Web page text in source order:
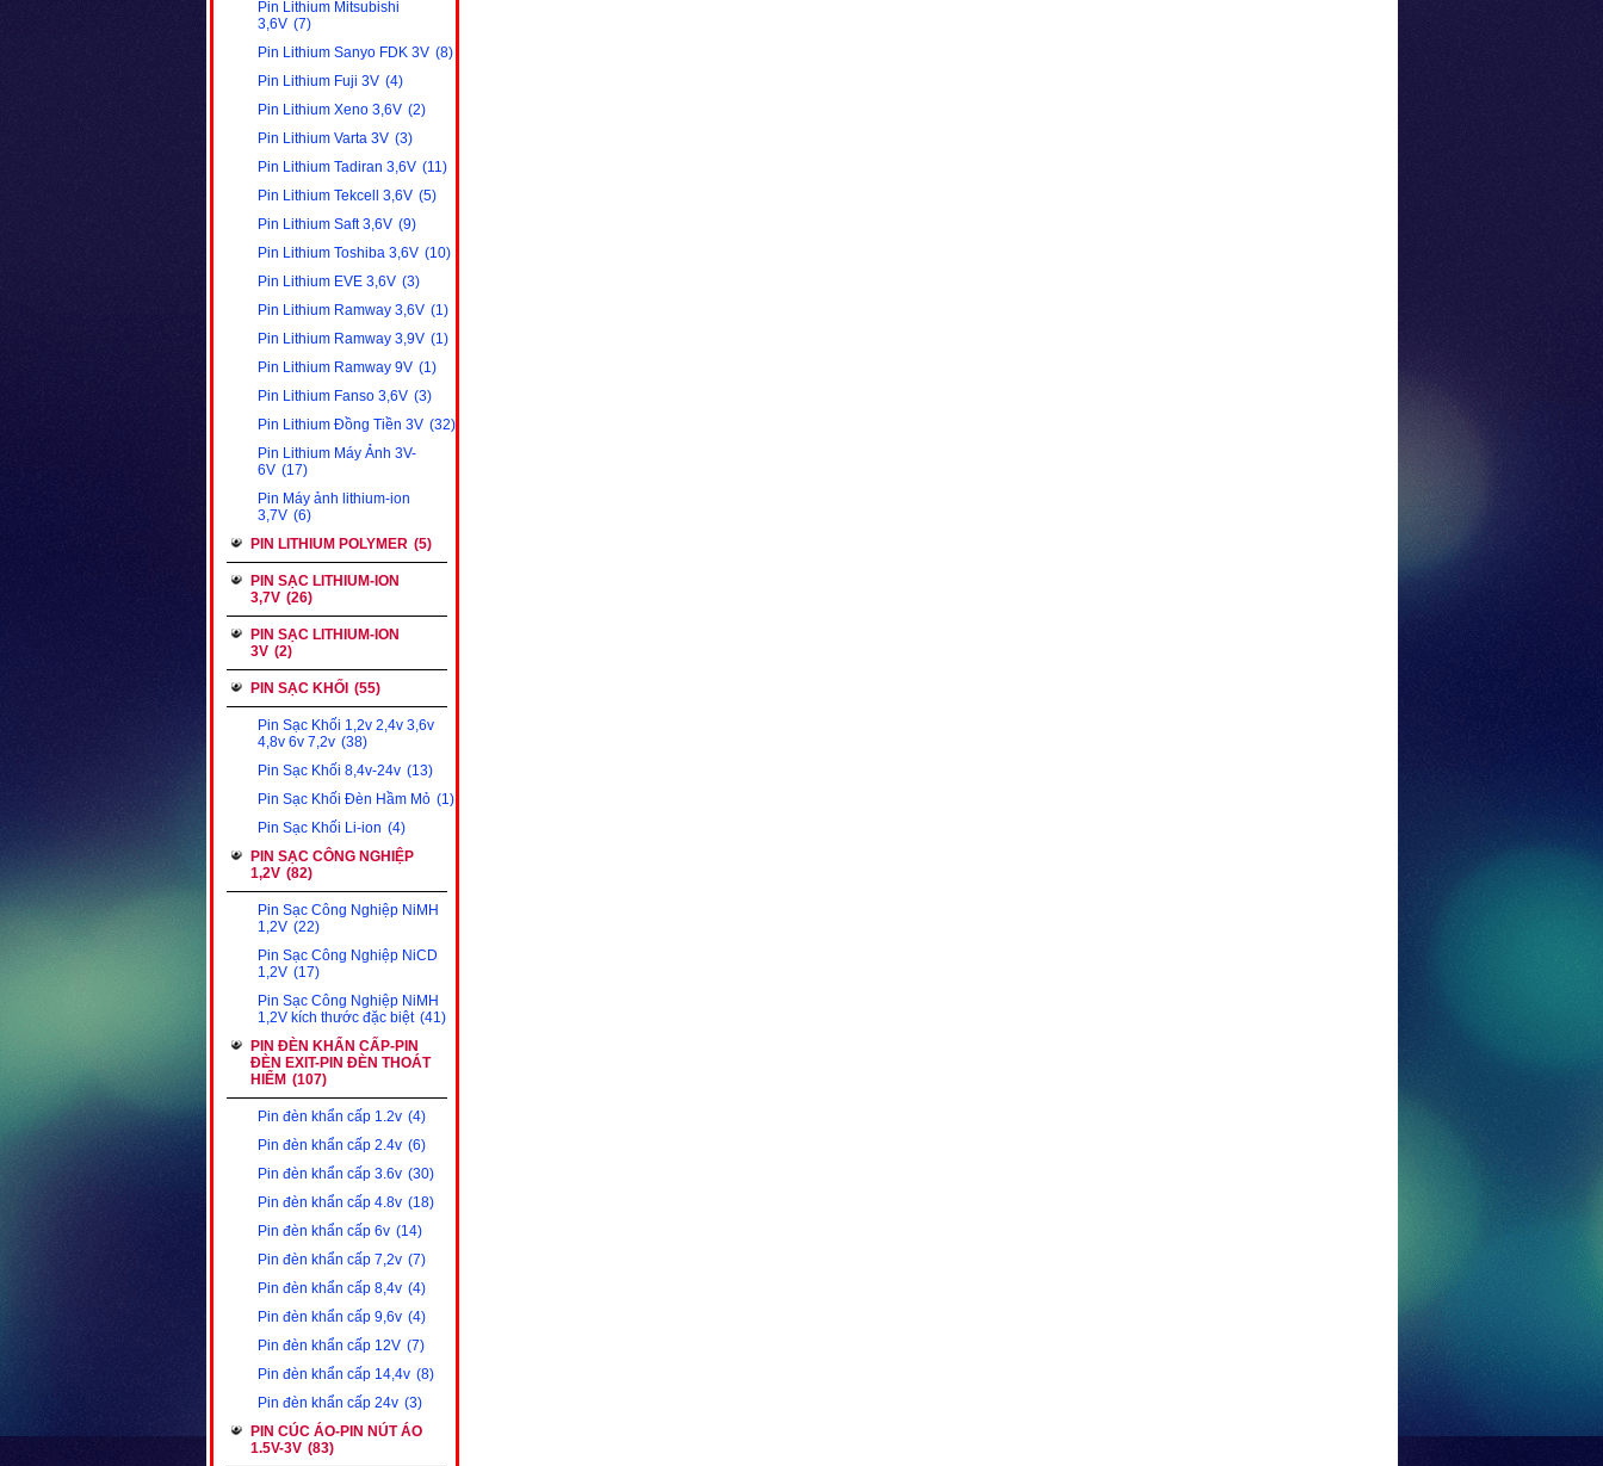
Pin Lithium Mitsubishi
3,6V (7)
Pin Lithium Sanyo FDK 3V (8)
Pin Lithium Fuji 3V (4)
Pin Lithium Xeno 3,6V (2)
Pin Lithium Varta 3V (3)
Pin Lithium Tadiran 3,6V (11)
Pin Lithium Tekcell 3,6V (5)
Pin Lithium Saft 3,6V (9)
Pin Lithium Toshiba 3,6V (10)
Pin Lithium EVE 3,6V (3)
Pin Lithium Ramway 3,6V (1)
Pin Lithium Ramway 3,9V (1)
Pin Lithium Ramway 9V (1)
Pin Lithium Fanso 3,6V (3)
Pin Lithium Đồng Tiền 3V (32)
Pin Lithium Máy Ảnh 3V-
6V (17)
Pin Máy ảnh lithium-ion
3,7V (6)
PIN LITHIUM POLYMER (5)
PIN SẠC LITHIUM-ION
3,7V (26)
PIN SẠC LITHIUM-ION
3V (2)
PIN SẠC KHỐI (55)
Pin Sạc Khối 1,2v 2,4v 3,6v
4,8v 6v 7,2v (38)
Pin Sạc Khối 8,4v-24v (13)
Pin Sạc Khối Đèn Hầm Mỏ (1)
Pin Sạc Khối Li-ion (4)
PIN SẠC CÔNG NGHIỆP
1,2V (82)
Pin Sạc Công Nghiệp NiMH
1,2V (22)
Pin Sạc Công Nghiệp NiCD
1,2V (17)
Pin Sạc Công Nghiệp NiMH
1,2V kích thước đặc biệt (41)
PIN ĐÈN KHẨN CẤP-PIN
ĐÈN EXIT-PIN ĐÈN THOÁT
HIỂM (107)
Pin đèn khẩn cấp 1.2v (4)
Pin đèn khẩn cấp 2.4v (6)
Pin đèn khẩn cấp 3.6v (30)
Pin đèn khẩn cấp 4.8v (18)
Pin đèn khẩn cấp 6v (14)
Pin đèn khẩn cấp 7,2v (7)
Pin đèn khẩn cấp 8,4v (4)
Pin đèn khẩn cấp 9,6v (4)
Pin đèn khẩn cấp 12V (7)
Pin đèn khẩn cấp 14,4v (8)
Pin đèn khẩn cấp 24v (3)
PIN CÚC ÁO-PIN NÚT ÁO
1.5V-3V (83)